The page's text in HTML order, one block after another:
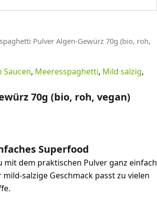
Pulver Algen-Gewürz 70g (bio, roh,
Saucen, Meeresspaghetti, Mild salzig,
70g (bio, roh, vegan)
Superfood
mit dem praktischen Pulver ganz einfach
salzige Geschmack passt zu vielen